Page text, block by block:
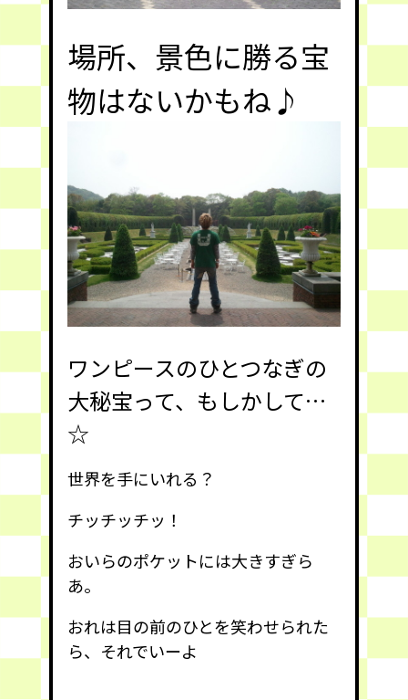
場所、景色に勝る宝
物はないかもね♪
ワンピースのひとつなぎの
大秘宝って、もしかして…
☆
世界を手にいれる？
チッチッチッ！
おいらのポケットには大きすぎら
あ。
おれは目の前のひとを笑わせられた
ら、それでいーよ